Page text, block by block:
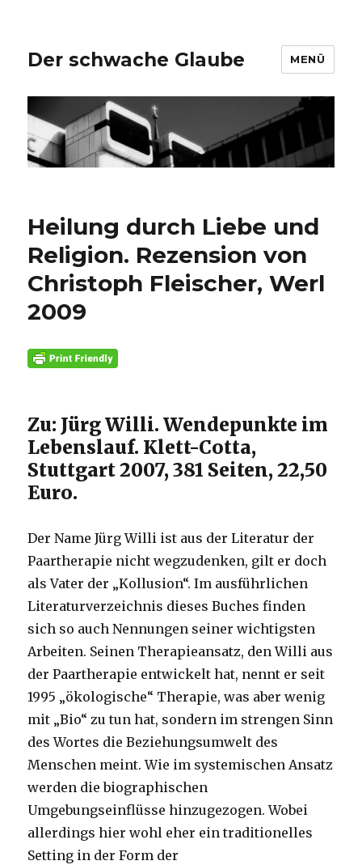
Der schwache Glaube MENÜ
Heilung durch Liebe und
Religion. Rezension von
Christoph Fleischer, Werl
2009
Zu: Jürg Willi. Wendepunkte im
Lebenslauf. Klett-Cotta,
Stuttgart 2007, 381 Seiten, 22,50
Euro.
Der Name Jürg Willi ist aus der Literatur der
Paartherapie nicht wegzudenken, gilt er doch
als Vater der „Kollusion“. Im ausführlichen
Literaturverzeichnis dieses Buches finden
sich so auch Nennungen seiner wichtigsten
Arbeiten. Seinen Therapieansatz, den Willi aus
der Paartherapie entwickelt hat, nennt er seit
1995 „ökologische“ Therapie, was aber wenig
mit „Bio“ zu tun hat, sondern im strengen Sinn
des Wortes die Beziehungsumwelt des
Menschen meint.Wie im systemischen Ansatz
werden die biographischen
Umgebungseinflüsse hinzugezogen. Wobei
allerdings hier wohl eher ein traditionelles
Setting in der Form der